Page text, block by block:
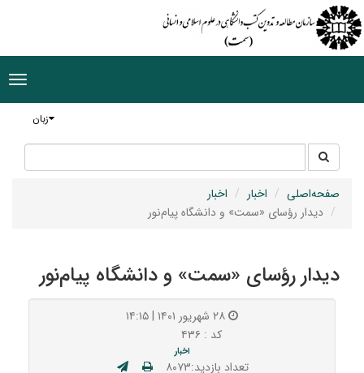
زبان
جستجو
در
سایت
صفحه‌اصلی اخبار
اخبار
دیدار رؤسای «سمت» و دانشگاه پیام‌نور
دیدار رؤسای «سمت» و دانشگاه پیام‌نور
کد : ۴۳۶
اخبار
تعداد بازدید:۸۰۷۳